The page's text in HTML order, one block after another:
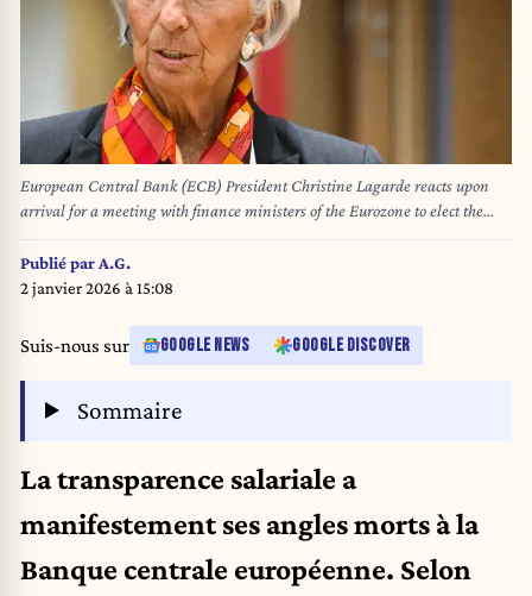
European Central Bank (ECB) President Christine Lagarde reacts upon
arrival for a meeting with finance ministers of the Eurozone to elect the
new Eurogroup President and discuss the overall budgetary situation and
the prospects of euro area, at the European Commission, in Brussels, on
December 11, 2025. NICOLAS TUCAT / AFP
Publié par A.G.
2 janvier 2026 à 15:08
Suis-nous sur GOOGLE NEWS GOOGLE DISCOVER
Sommaire
La transparence salariale a
manifestement ses angles morts à la
Banque centrale européenne. Selon